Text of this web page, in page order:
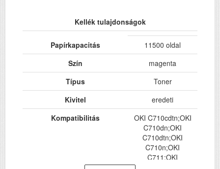
Kellék tulajdonságok
Papírkapacitás
11500 oldal
Szín
magenta
Típus
Toner
Kivitel
eredeti
Kompatibilitás
OKI C710cdtn;OKI
C710dn;OKI
C710dtn;OKI
C710n;OKI
C711;OKI